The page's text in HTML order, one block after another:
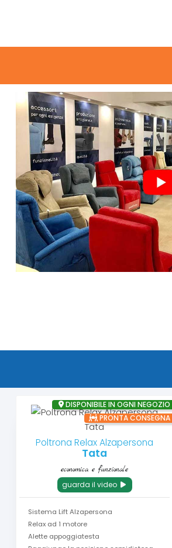
DISPONIBILE IN OGNI NEGOZIO
PRONTA CONSEGNA
Poltrona Relax Alzapersona
Tata
economica e funzionale
guarda il video
Sistema Lift Alzapersona
Relax ad 1 motore
Alette appoggiatesta